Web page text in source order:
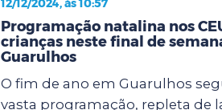
12/12/2024, às 10:57
Programação natalina nos
crianças neste final de
Guarulhos
O fim de ano em Guarulhos
vasta programação, repleta de